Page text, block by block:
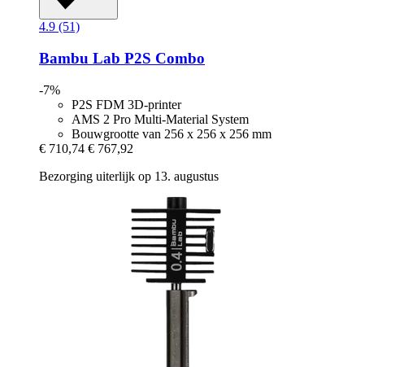
4.9 (51)
Bambu Lab P2S Combo
-7%
P2S FDM 3D-printer
AMS 2 Pro Multi-Material System
Bouwgrootte van 256 x 256 x 256 mm
€ 710,74 € 767,92
Bezorging uiterlijk op 13. augustus